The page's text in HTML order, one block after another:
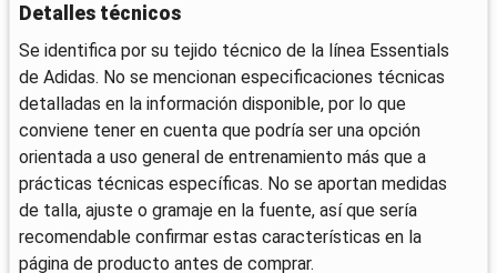
Detalles técnicos
Se identifica por su tejido técnico de la línea Essentials
de Adidas. No se mencionan especificaciones técnicas
detalladas en la información disponible, por lo que
conviene tener en cuenta que podría ser una opción
orientada a uso general de entrenamiento más que a
prácticas técnicas específicas. No se aportan medidas
de talla, ajuste o gramaje en la fuente, así que sería
recomendable confirmar estas características en la
página de producto antes de comprar.